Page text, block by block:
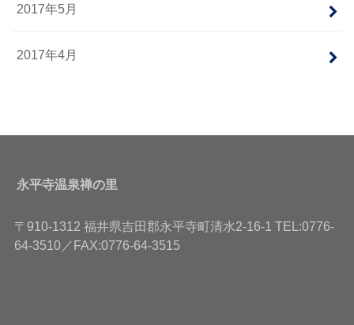
2017年5月
2017年4月
永平寺温泉禅の里
〒910-1312 福井県吉田郡永平寺町清水2-16-1 TEL:0776-
64-3510／FAX:0776-64-3515